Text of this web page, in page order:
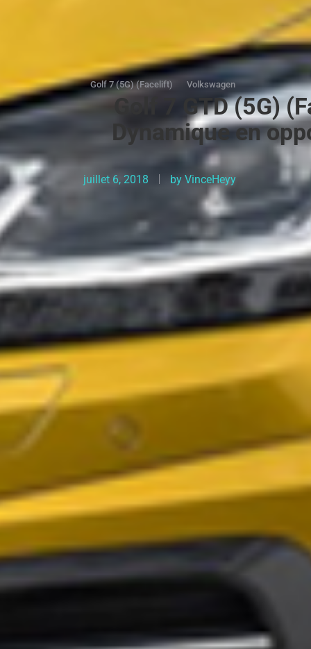
Golf 7 (5G) (Facelift) Volkswagen
Golf 7 GTD (5G)
Dynamique en
juillet 6, 2018 by VinceHeyy